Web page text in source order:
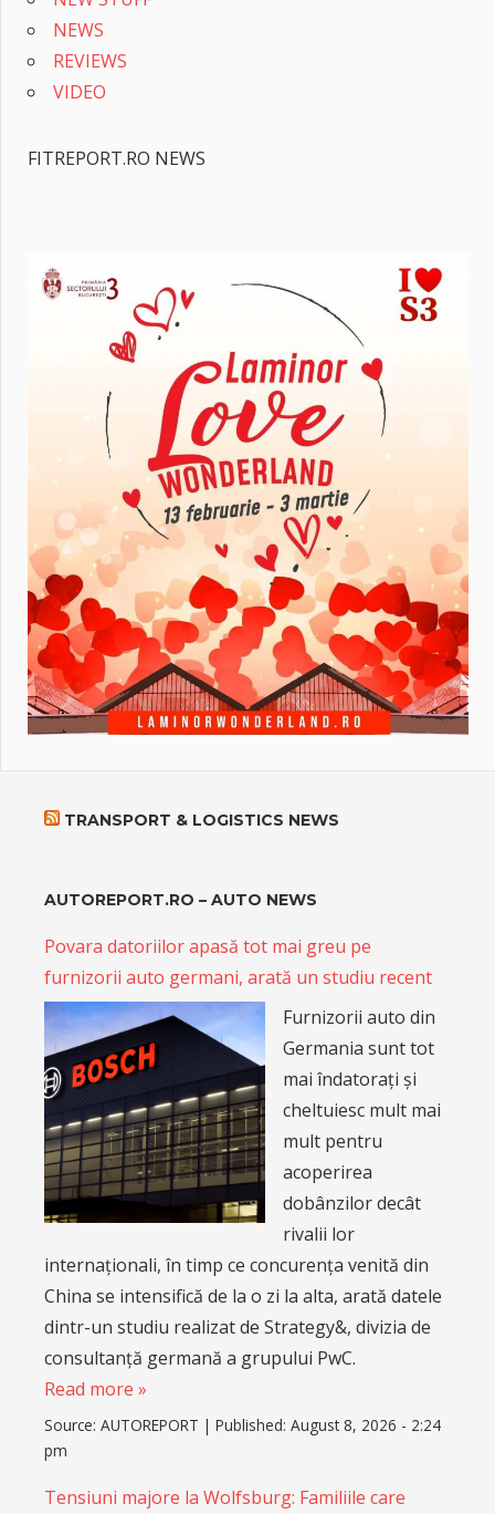
NEWS
REVIEWS
VIDEO
FITREPORT.RO NEWS
TRANSPORT & LOGISTICS NEWS
AUTOREPORT.RO – AUTO NEWS
Povara datoriilor apasă tot mai greu pe
furnizorii auto germani, arată un studiu recent
Furnizorii auto din
Germania sunt tot
mai îndatorați și
cheltuiesc mult mai
mult pentru
acoperirea
dobânzilor decât
rivalii lor
internaționali, în timp ce concurența venită din
China se intensifică de la o zi la alta, arată datele
dintr-un studiu realizat de Strategy&, divizia de
consultanță germană a grupului PwC.
Read more »
Source: AUTOREPORT | Published: August 8, 2026 - 2:24
pm
Tensiuni majore la Wolfsburg: Familiile care